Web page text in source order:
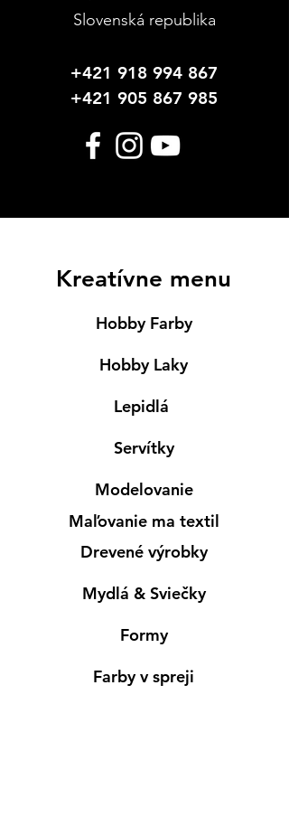
Slovenská republika
+421 918 994 867
+421 905 867 985
Kreatívne menu
Hobby Farby
Hobby Laky
Lepidlá
Servítky
Modelovanie
Maľovanie ma textil
Drevené výrobky
Mydlá & Sviečky
Formy
Farby v spreji